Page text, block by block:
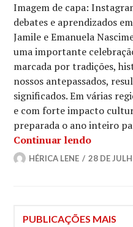
Imagem de capa:
debates e aprendizados
Jamile e Emanuela
uma importante
marcada por tradições,
nossos antepassados,
significados. Em várias
e com forte impacto
preparada o ano inteiro
Continuar lendoO poder
HÉRICA LENE 28 DE
PUBLICAÇÕES MAIS